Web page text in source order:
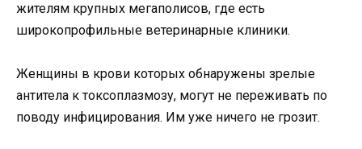
жителям крупных мегаполисов, где есть
широкопрофильные ветеринарные клиники.
Женщины в крови которых обнаружены зрелые
антитела к токсоплазмозу, могут не переживать по
поводу инфицирования. Им уже ничего не грозит.